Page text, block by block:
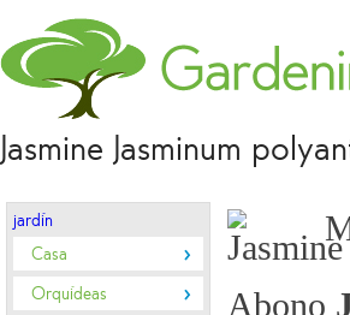
Jasmine Jasminum
jardín
Casa
Orquídeas
Abono